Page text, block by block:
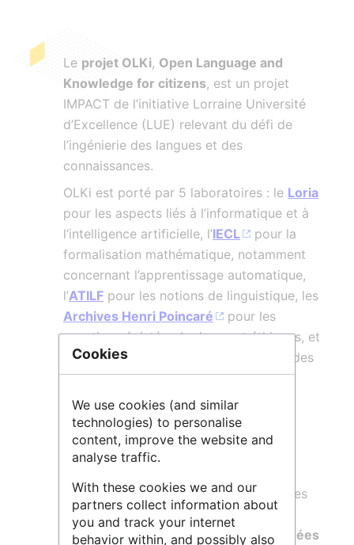
Le projet OLKi, Open Language and
Knowledge for citizens, est un projet
IMPACT de l’initiative Lorraine Université
d’Excellence (LUE) relevant du défi de
l’ingénierie des langues et des
connaissances.
OLKi est porté par 5 laboratoires : le Loria
pour les aspects liés à l’informatique et à
l’intelligence artificielle, l’IECL
pour la
formalisation mathématique, notamment
concernant l’apprentissage automatique,
l’ATILF pour les notions de linguistique, les
Archives Henri Poincaré
pour les
questions épistémologiques et éthiques, et
leCrem
, pour les questions d’usage des
médias et des réseaux sociaux.
Le projet OLKi vise à concevoir de
nouveaux algorithmes d'apprentissage
automatique dédiés à l'
langagières , et réfléchir et proposer des
solutions qui garantissent uncontrôle
équitable, ouvert et partagé des données
Cookies
We use cookies (and similar
technologies) to personalise
content, improve the website and
analyse traffic.
With these cookies we and our
partners collect information about
you and track your internet
behavior within, and possibly also